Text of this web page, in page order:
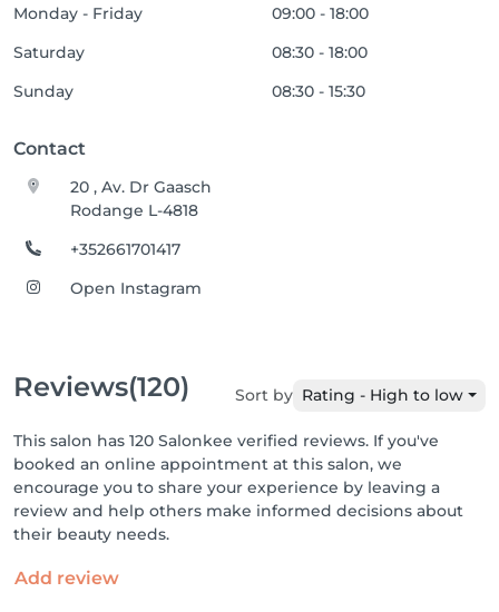
Monday - Friday
09:00 - 18:00
Saturday
08:30 - 18:00
Sunday
08:30 - 15:30
Contact
20 , Av. Dr Gaasch
Rodange L-4818
+352661701417
Open Instagram
Reviews(120) Sort by Rating - High to low
This salon has 120 Salonkee verified reviews. If you've
booked an online appointment at this salon, we
encourage you to share your experience by leaving a
review and help others make informed decisions about
their beauty needs.
Add review